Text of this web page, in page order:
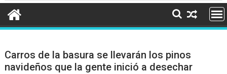
Carros de la basura se llevarán los pinos
navideños que la gente inició a desechar